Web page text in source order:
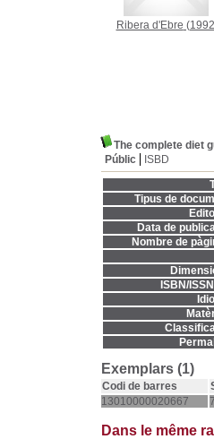
Ribera d'Ebre
The complete diet
Públic
ISBD
Tipus de
Data de
Nombre de
ISBN/
Exemplars (1)
Codi de barres
13010000020667
Dans le même